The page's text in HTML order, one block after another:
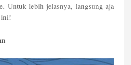
Untuk lebih jelasnya, langsung aja